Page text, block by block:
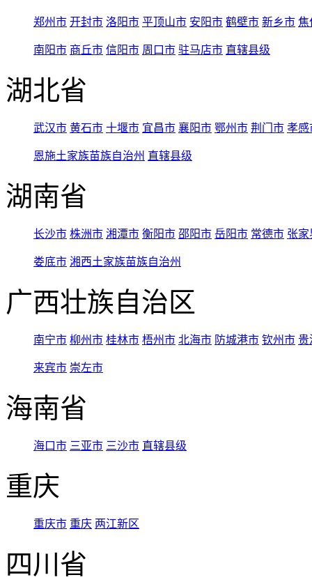
郑州市 开封市 洛阳市 平顶山市 安阳市 鹤壁市 新乡市 焦
南阳市 商丘市 信阳市 周口市 驻马店市 直辖县级
湖北省
武汉市 黄石市 十堰市 宜昌市 襄阳市 鄂州市 荆门市 孝感
恩施土家族苗族自治州 直辖县级
湖南省
长沙市 株洲市 湘潭市 衡阳市 邵阳市 岳阳市 常德市 张家
娄底市 湘西土家族苗族自治州
广西壮族自治区
南宁市 柳州市 桂林市 梧州市 北海市 防城港市 钦州市 贵
来宾市 崇左市
海南省
海口市 三亚市 三沙市 直辖县级
重庆
重庆市 重庆 两江新区
四川省